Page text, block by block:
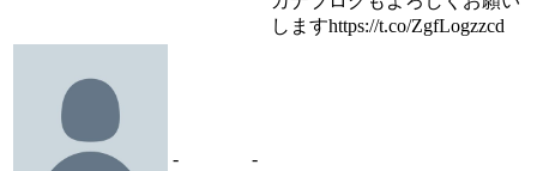
しますhttps://t.co/ZgfLogzzcd
- -